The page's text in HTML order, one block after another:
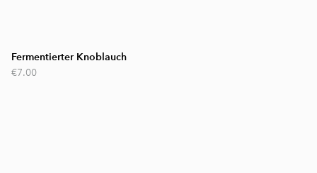
Fermentierter Knoblauch
€7.00